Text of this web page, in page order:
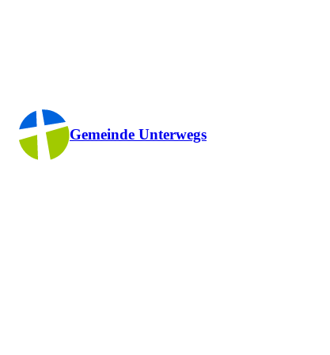
Gemeinde Unterwegs